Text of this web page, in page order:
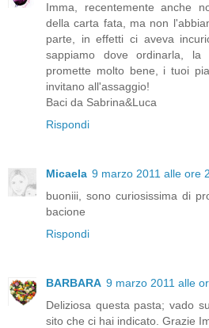
Imma, recentemente anche
della carta fata, ma non
parte, in effetti ci aveva
sappiamo dove ordinarla,
promette molto bene, i tuoi
invitano all'assaggio!
Baci da Sabrina&Luca
Rispondi
Micaela 9 marzo 2011 alle ore
buoniii, sono curiosissima di
bacione
Rispondi
BARBARA 9 marzo 2011 alle
Deliziosa questa pasta; vado
sito che ci hai indicato. Grazie